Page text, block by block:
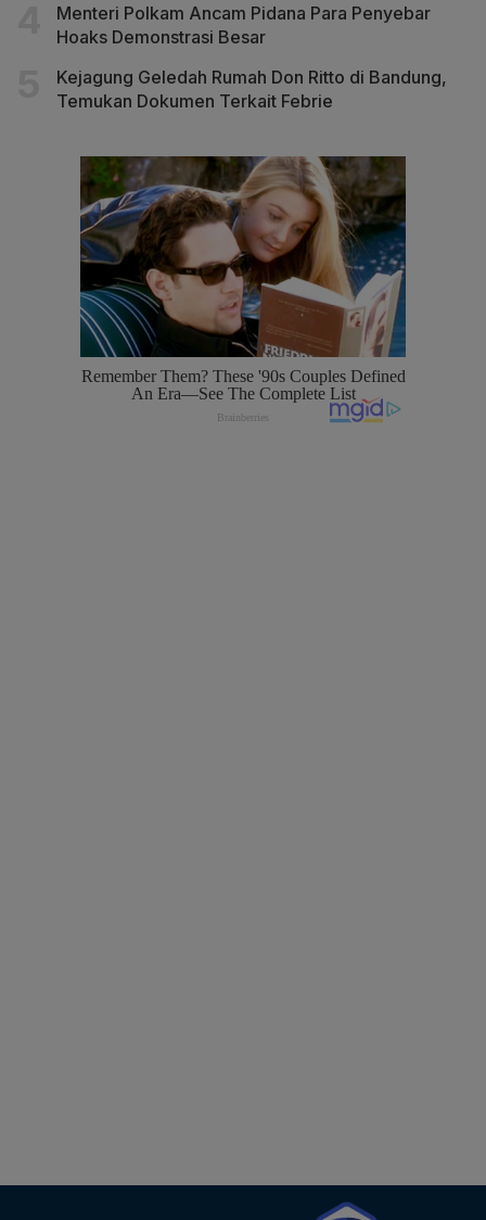
Menteri Polkam Ancam Pidana Para Penyebar
Hoaks Demonstrasi Besar
Kejagung Geledah Rumah Don Ritto di Bandung,
Temukan Dokumen Terkait Febrie